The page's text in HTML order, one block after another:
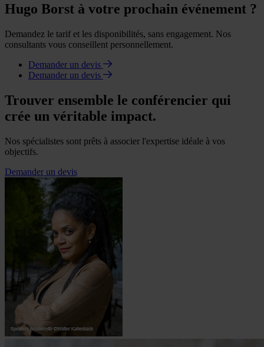
Hugo Borst à votre prochain événement ?
Demandez le tarif et les disponibilités, sans engagement. Nos
consultants vous conseillent personnellement.
Demander un devis
Demander un devis
Trouver ensemble le conférencier qui
crée un véritable impact.
Nos spécialistes sont prêts à associer l'expertise idéale à vos
objectifs.
Demander un devis